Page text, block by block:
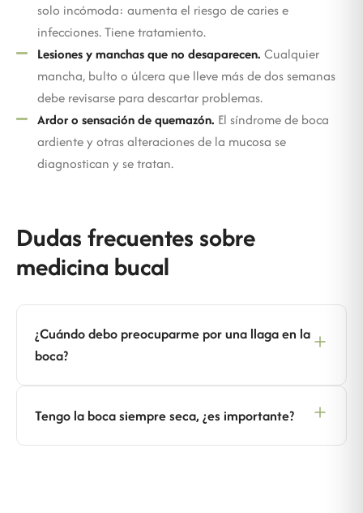
solo incómoda: aumenta el riesgo de caries e
infecciones. Tiene tratamiento.
Lesiones y manchas que no desaparecen. Cualquier
mancha, bulto o úlcera que lleve más de dos semanas
debe revisarse para descartar problemas.
Ardor o sensación de quemazón. El síndrome de boca
ardiente y otras alteraciones de la mucosa se
diagnostican y se tratan.
Dudas frecuentes sobre
medicina bucal
¿Cuándo debo preocuparme por una llaga en la
boca?
Tengo la boca siempre seca, ¿es importante?